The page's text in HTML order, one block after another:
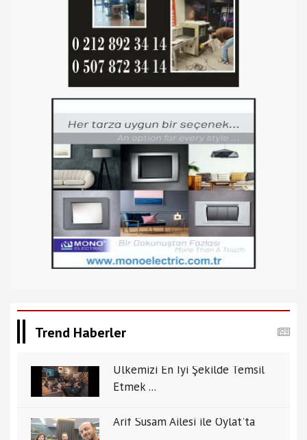
Trend Haberler
Ülkemizi En İyi Şekilde Temsil
Etmek ...
Arif Susam Ailesi ile Oylat'ta